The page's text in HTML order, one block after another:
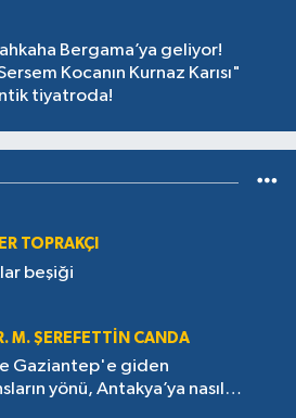
Bergama’ya geliyor!
Kocanın Kurnaz Karısı"
tiyatroda!
TOPRAKÇI
beşiği
M. ŞEREFETTIN CANDA
Gaziantep'e giden
yönü, Antakya’ya nasıl